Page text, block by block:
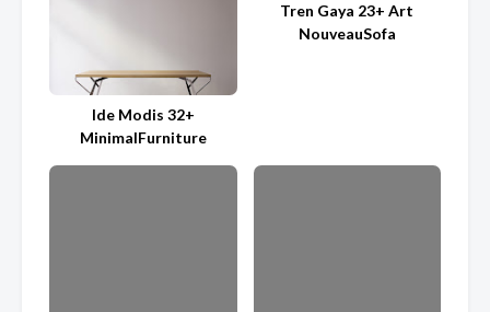
Ide Modis 32+
MinimalFurniture
Tren Gaya 23+ Art
NouveauSofa